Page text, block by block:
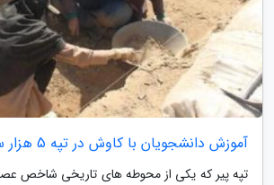
آموزش دانشجویان با کاوش در تپه 5 هزار ساله
تپه پیر که یکی از محوطه های تاریخی شاخص